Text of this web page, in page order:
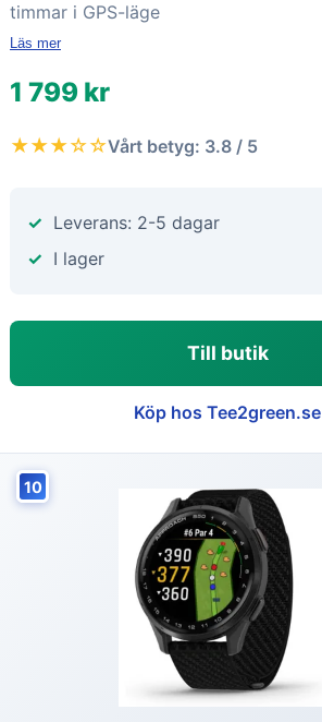
timmar i GPS-läge
Läs mer
1 799 kr
★★★☆☆Vårt betyg: 3.8 / 5
Leverans: 2-5 dagar
I lager
Till butik
Köp hos Tee2green.se
10